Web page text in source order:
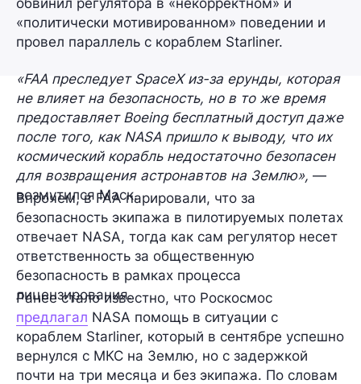
«политически мотивированном» поведении и
провел параллель с кораблем Starliner.
«FAA преследует SpaceX из-за ерунды, которая
не влияет на безопасность, но в то же время
предоставляет Boeing бесплатный доступ даже
после того, как NASA пришло к выводу, что их
космический корабль недостаточно безопасен
для возвращения астронавтов на Землю», —
возмутился Маск.
Впрочем, в FAA парировали, что за
безопасность экипажа в пилотируемых полетах
отвечает NASA, тогда как сам регулятор несет
ответственность за общественную
безопасность в рамках процесса
лицензирования.
Ранее стало известно, что Роскосмос
предлагал NASA помощь в ситуации с
кораблем Starliner, который в сентябре успешно
вернулся с МКС на Землю, но с задержкой
почти на три месяца и без экипажа. По словам